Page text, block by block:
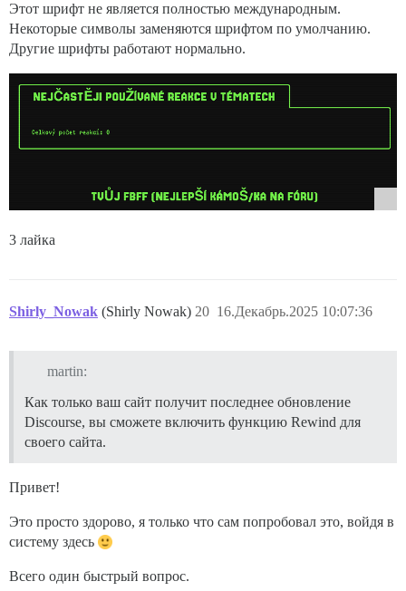
Этот шрифт не является полностью международным.
Некоторые символы заменяются шрифтом по умолчанию.
Другие шрифты работают нормально.
3 лайка
Shirly_Nowak (Shirly Nowak) 16.Декабрь.2025 10:07:36
20
martin:
Как только ваш сайт получит последнее обновление
Discourse, вы сможете включить функцию Rewind для
своего сайта.
Привет!
Это просто здорово, я только что сам попробовал это, войдя в
систему здесь
Всего один быстрый вопрос.